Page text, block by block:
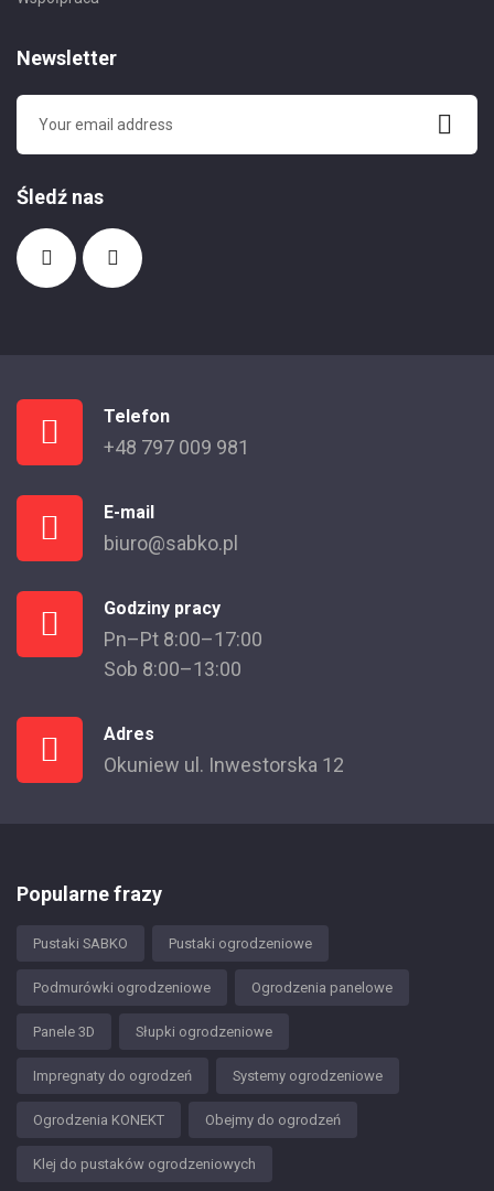
Newsletter
Śledź nas
Telefon
+48 797 009 981
E-mail
biuro@sabko.pl
Godziny pracy
Pn–Pt 8:00–17:00
Sob 8:00–13:00
Adres
Okuniew ul. Inwestorska 12
Popularne frazy
Pustaki SABKO Pustaki ogrodzeniowe
Podmurówki ogrodzeniowe Ogrodzenia panelowe
Panele 3D Słupki ogrodzeniowe
Impregnaty do ogrodzeń Systemy ogrodzeniowe
Ogrodzenia KONEKT Obejmy do ogrodzeń
Klej do pustaków ogrodzeniowych